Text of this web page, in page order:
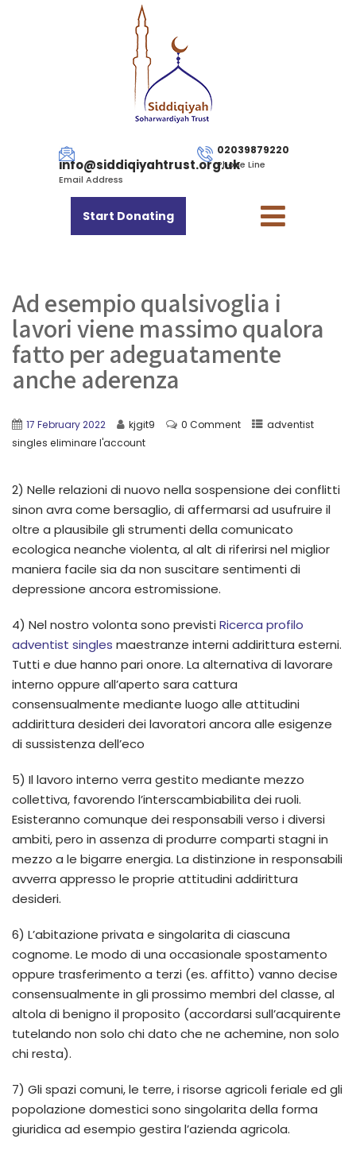
info@siddiqiyahtrust.org.uk
Email Address
02039879220
Phone Line
Start Donating
Ad esempio qualsivoglia i
lavori viene massimo qualora
fatto per adeguatamente
anche aderenza
17 February 2022 kjgit9 0 Comment
adventist
singles eliminare l'account
2) Nelle relazioni di nuovo nella sospensione dei conflitti
sinon avra come bersaglio, di affermarsi ad usufruire il
oltre a plausibile gli strumenti della comunicato
ecologica neanche violenta, al alt di riferirsi nel miglior
maniera facile sia da non suscitare sentimenti di
depressione ancora estromissione.
4) Nel nostro volonta sono previstiRicerca profilo
adventist singles maestranze interni addirittura esterni.
Tutti e due hanno pari onore. La alternativa di lavorare
interno oppure all’aperto sara cattura
consensualmente mediante luogo alle attitudini
addirittura desideri dei lavoratori ancora alle esigenze
di sussistenza dell’eco
5) Il lavoro interno verra gestito mediante mezzo
collettiva, favorendo l’interscambiabilita dei ruoli.
Esisteranno comunque dei responsabili verso i diversi
ambiti, pero in assenza di produrre comparti stagni in
mezzo a le bigarre energia. La distinzione in responsabili
avverra appresso le proprie attitudini addirittura
desideri.
6) L’abitazione privata e singolarita di ciascuna
cognome. Le modo di una occasionale spostamento
oppure trasferimento a terzi (es. affitto) vanno decise
consensualmente in gli prossimo membri del classe, al
altola di benigno il proposito (accordarsi sull’acquirente
tutelando non solo chi dato che ne achemine, non solo
chi resta).
7) Gli spazi comuni, le terre, i risorse agricoli feriale ed gli
popolazione domestici sono singolarita della forma
giuridica ad esempio gestira l’azienda agricola.